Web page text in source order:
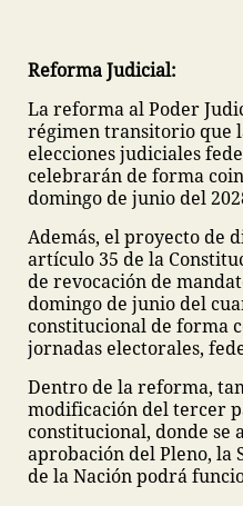
Reforma Judicial:
La reforma al Poder
régimen transitorio que
elecciones judiciales
celebrarán de forma
domingo de junio del
Además, el proyecto de
artículo 35 de la
de revocación de
domingo de junio del
constitucional de forma
jornadas electorales,
Dentro de la reforma,
modificación del tercer
constitucional, donde se
aprobación del Pleno, la
de la Nación podrá